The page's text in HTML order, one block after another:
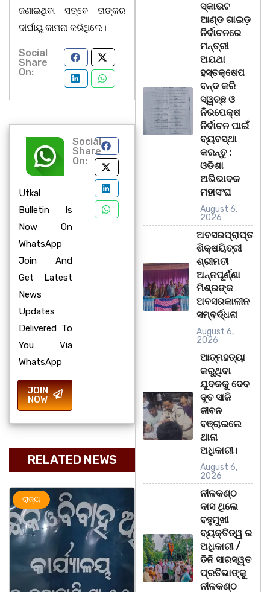
ଜଣାଇଥିବା ସତ୍ବେ ତାଙ୍କର
ଦୀର୍ଘାୟୁ କାମନା କରିଥିଲେ।
Social
Share
On:
Utkal
Bulletin Is
Now On
WhatsApp
Join And
Get Latest
News
Updates
Delivered To
You Via
WhatsApp
JOIN
NOW
Social
Share
On:
RELATED NEWS
ସ୍କାଉଟ
ଆଣ୍ଡ ଗାଇଡ଼
ନିର୍ବାଚନରେ
ମନ୍ତ୍ରୀ
ଅଯଥା
ହସ୍ତକ୍ଷେପ
ବନ୍ଦ କରି
ସ୍ୱଚ୍ଛ ଓ
ନିରପେକ୍ଷ
ନିର୍ବାଚନ ପାଇଁ
ବ୍ୟବସ୍ଥା
କରନ୍ତୁ :
ଓଡିଶା
ଅଭିଭାବକ
ମହାସଂଘ
August 6,
2026
ଅବସରପ୍ରାପ୍ତ
ଶିକ୍ଷୟିତ୍ରୀ
ଶ୍ରୀମତୀ
ଅନ୍ନପୂର୍ଣ୍ଣା
ମିଶ୍ରଙ୍କ
ଅବସରକାଳୀନ
ସମ୍ବର୍ଦ୍ଧନା
August 6,
2026
ଆତ୍ମହତ୍ୟା
କରୁଥିବା
ଯୁବକକୁ ଦେବ
ଦୂତ ସାଜି
ଜୀବନ
ବଞ୍ଚାଇଲେ
ଥାନା
ଅଧିକାରୀ।
August 6,
2026
ନୀଳକଣ୍ଠ
ଦାସ ଥିଲେ
ବହୁମୁଖୀ
ବ୍ୟକ୍ତିତ୍ୱ ର
ଅଧିକାରୀ /
ତିନି ସାରସ୍ୱତ
ପ୍ରତିଭାଙ୍କୁ
ନୀଳକଣ୍ଠ